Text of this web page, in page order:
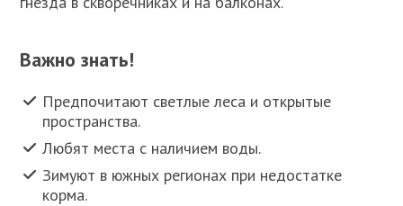
Важно знать!
Предпочитают светлые леса и открытые
пространства.
Любят места с наличием воды.
Зимуют в южных регионах при недостатке
корма.